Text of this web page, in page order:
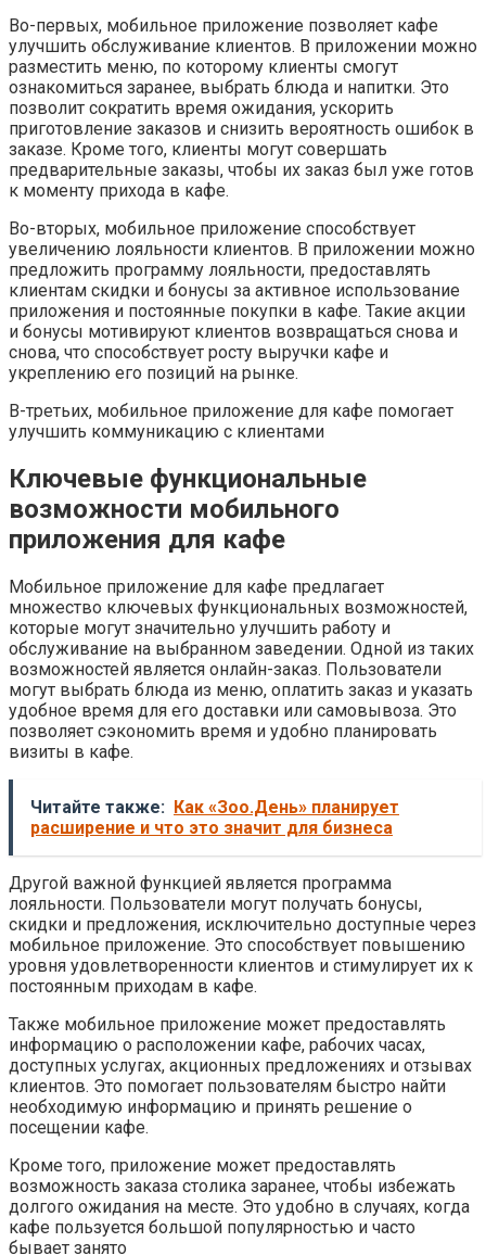
Во-первых, мобильное приложение позволяет кафе
улучшить обслуживание клиентов. В приложении можно
разместить меню, по которому клиенты смогут
ознакомиться заранее, выбрать блюда и напитки. Это
позволит сократить время ожидания, ускорить
приготовление заказов и снизить вероятность ошибок в
заказе. Кроме того, клиенты могут совершать
предварительные заказы, чтобы их заказ был уже готов
к моменту прихода в кафе.
Во-вторых, мобильное приложение способствует
увеличению лояльности клиентов. В приложении можно
предложить программу лояльности, предоставлять
клиентам скидки и бонусы за активное использование
приложения и постоянные покупки в кафе. Такие акции
и бонусы мотивируют клиентов возвращаться снова и
снова, что способствует росту выручки кафе и
укреплению его позиций на рынке.
В-третьих, мобильное приложение для кафе помогает
улучшить коммуникацию с клиентами
Ключевые функциональные
возможности мобильного
приложения для кафе
Мобильное приложение для кафе предлагает
множество ключевых функциональных возможностей,
которые могут значительно улучшить работу и
обслуживание на выбранном заведении. Одной из таких
возможностей является онлайн-заказ. Пользователи
могут выбрать блюда из меню, оплатить заказ и указать
удобное время для его доставки или самовывоза. Это
позволяет сэкономить время и удобно планировать
визиты в кафе.
Читайте также: Как «Зоо.День» планирует
расширение и что это значит для бизнеса
Другой важной функцией является программа
лояльности. Пользователи могут получать бонусы,
скидки и предложения, исключительно доступные через
мобильное приложение. Это способствует повышению
уровня удовлетворенности клиентов и стимулирует их к
постоянным приходам в кафе.
Также мобильное приложение может предоставлять
информацию о расположении кафе, рабочих часах,
доступных услугах, акционных предложениях и отзывах
клиентов. Это помогает пользователям быстро найти
необходимую информацию и принять решение о
посещении кафе.
Кроме того, приложение может предоставлять
возможность заказа столика заранее, чтобы избежать
долгого ожидания на месте. Это удобно в случаях, когда
кафе пользуется большой популярностью и часто
бывает занято